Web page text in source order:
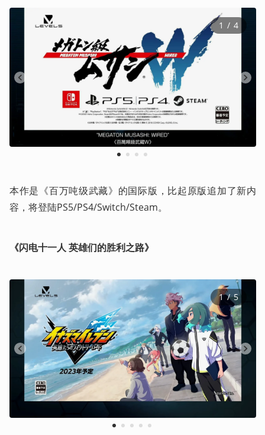
1 2 3 4
1 / 4
本作是《百万吨级武藏》的国际版，比起原版追加了新内
容，将登陆PS5/PS4/Switch/Steam。
《闪电十一人 英雄们的胜利之路》
1 2 3 4 5
1 / 5